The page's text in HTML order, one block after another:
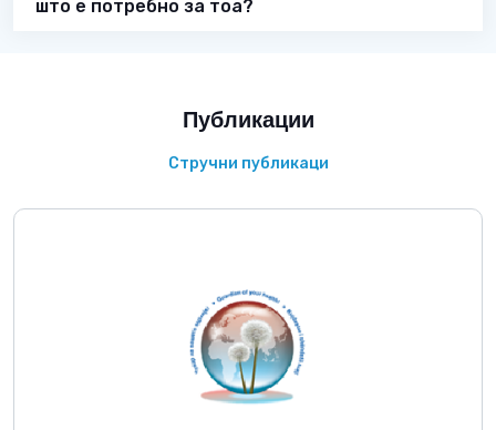
што е потребно за тоа?
Публикации
Стручни публикаци